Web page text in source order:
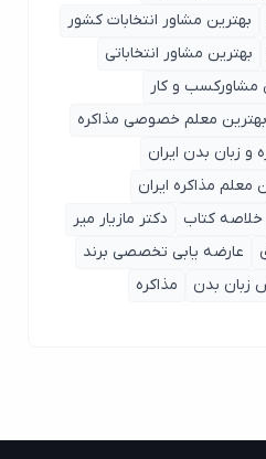
مشاور انتخابات کشور
مشاور انتخاباتی
و کار
معلم خصوصی مذاکره
بدن ایران
مذاکره ایران
کتاب
دکتر مازیار میر
یابی تخصصی برند
بدن
مذاکره